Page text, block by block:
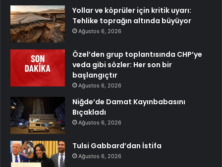
Yollar ve köprüler için kritik uyarı:
Tehlike toprağın altında büyüyor
Ağustos 6, 2026
Özel’den grup toplantısında CHP’ye
veda gibi sözler: Her son bir
başlangıçtır
Ağustos 6, 2026
Niğde’de Damat Kayınbabasını
Bıçakladı
Ağustos 6, 2026
Tulsi Gabbard’dan İstifa
Ağustos 6, 2026